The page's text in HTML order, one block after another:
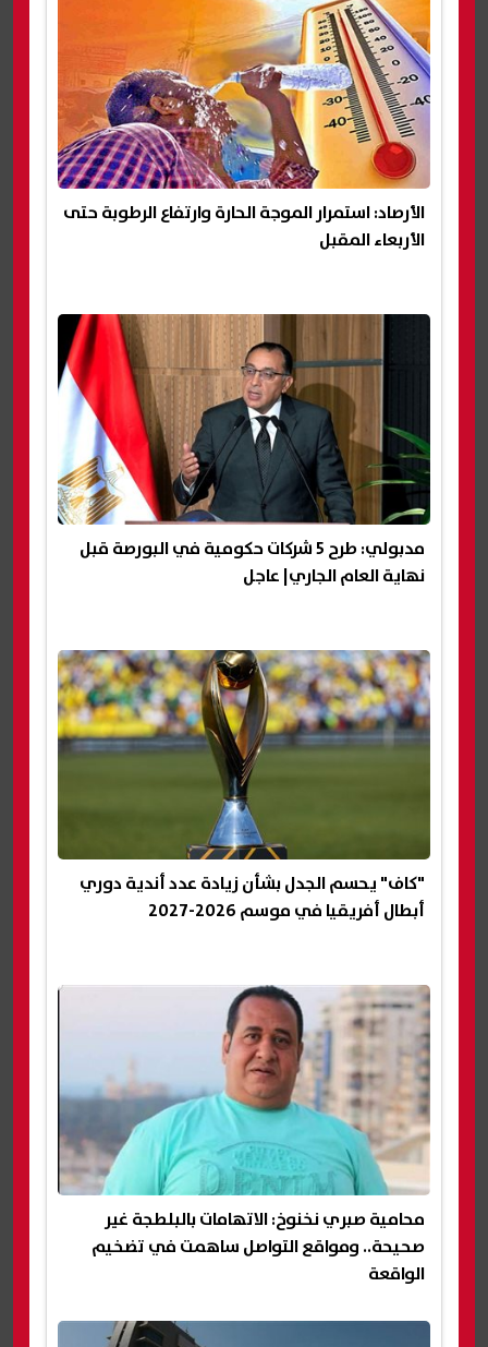
الأرصاد: استمرار الموجة الحارة وارتفاع الرطوبة حتى
الأربعاء المقبل
مدبولي: طرح 5 شركات حكومية في البورصة قبل
نهاية العام الجاري| عاجل
"كاف" يحسم الجدل بشأن زيادة عدد أندية دوري
أبطال أفريقيا في موسم 2026-2027
محامية صبري نخنوخ: الاتهامات بالبلطجة غير
صحيحة.. ومواقع التواصل ساهمت في تضخيم
الواقعة